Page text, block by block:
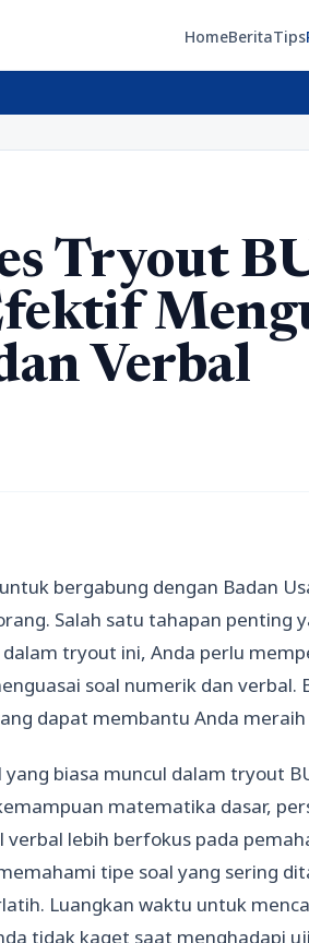
HomeBeritaTips
Tryout
Verbal
bergabung dengan Badan
Salah satu tahapan penting
tryout ini, Anda perlu
soal numerik dan verbal.
dapat membantu Anda
biasa muncul dalam tryout
matematika dasar,
verbal lebih berfokus pada
tipe soal yang sering
Luangkan waktu untuk
tidak kaget saat menghadapi